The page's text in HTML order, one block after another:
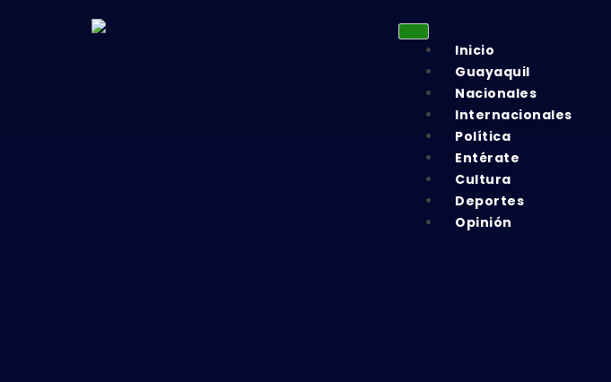
Inicio
Guayaquil
Nacionales
Internacionales
Política
Entérate
Cultura
Deportes
Opinión